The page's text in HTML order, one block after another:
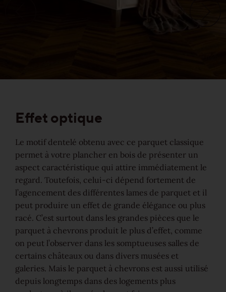
Effet optique
Le motif dentelé obtenu avec ce parquet classique
permet à votre plancher en bois de présenter un
aspect caractéristique qui attire immédiatement le
regard. Toutefois, celui-ci dépend fortement de
l’agencement des différentes lames de parquet et il
peut produire un effet de grande élégance ou plus
racé. C’est surtout dans les grandes pièces que le
parquet à chevrons produit le plus d’effet, comme
on peut l’observer dans les somptueuses salles de
certains châteaux ou dans divers musées et
galeries. Mais le parquet à chevrons est aussi utilisé
depuis longtemps dans des logements plus